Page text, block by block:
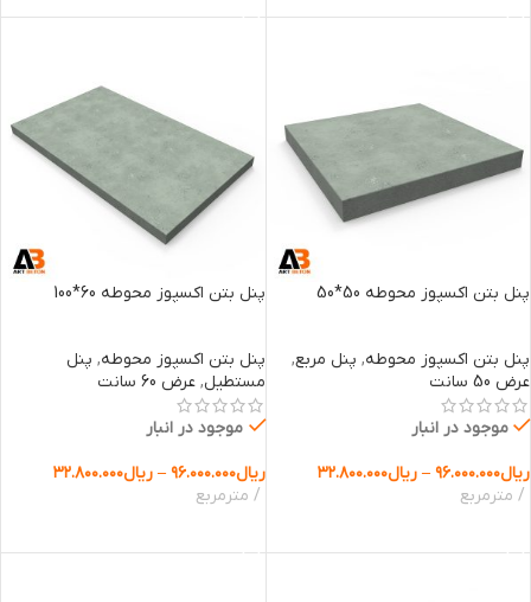
پنل بتن اکسپوز محوطه 50*50
پنل بتن اکسپوز محوطه, پنل مربع,
عرض 50 سانت
موجود در انبار
ریال۹۶.۰۰۰.۰۰۰ – ریال۳۲.۸۰۰.۰۰۰
مترمربع
پنل بتن اکسپوز محوطه 60*100
پنل بتن اکسپوز محوطه, پنل
مستطیل, عرض 60 سانت
موجود در انبار
ریال۹۶.۰۰۰.۰۰۰ – ریال۳۲.۸۰۰.۰۰۰
مترمربع